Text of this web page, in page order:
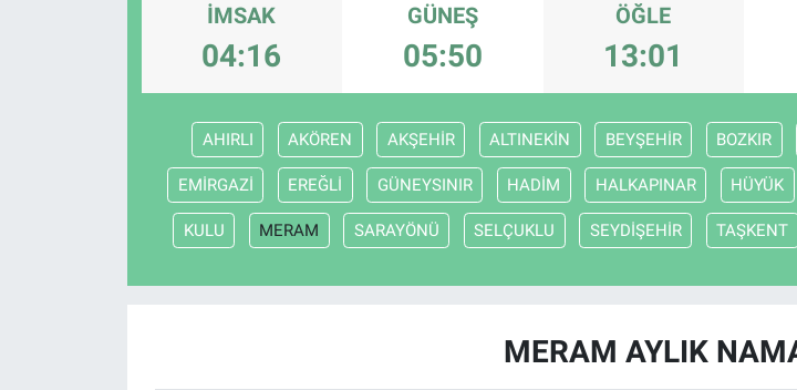
İMSAK
04:16
GÜNEŞ
05:50
ÖĞLE
13:01
AHIRLI AKÖREN AKŞEHİR ALTINEKİN BEYŞEHİR BOZKIR
EMİRGAZİ EREĞLİ GÜNEYSINIR HADİM HALKAPINAR HÜYÜK
KULU MERAM SARAYÖNÜ SELÇUKLU SEYDİŞEHİR TAŞKENT
MERAM AYLIK